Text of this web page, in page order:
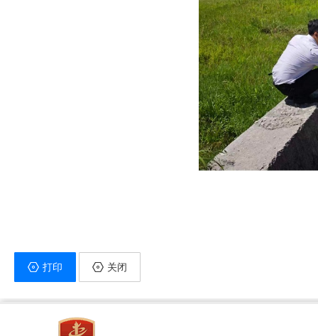
打印 关闭